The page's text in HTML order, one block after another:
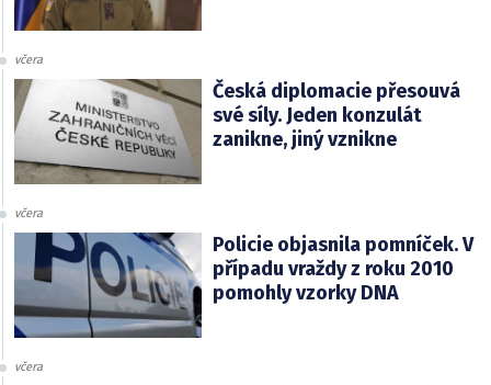
včera
Česká diplomacie přesouvá
své síly. Jeden konzulát
zanikne, jiný vznikne
včera
Policie objasnila pomníček. V
případu vraždy z roku 2010
pomohly vzorky DNA
včera